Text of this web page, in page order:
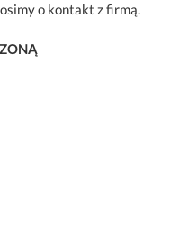
o kontakt z firmą.